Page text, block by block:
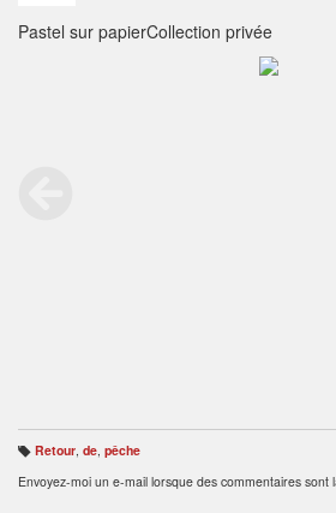
Pastel sur papierCollection privée
B
ali
s
Retour, de, pêche
Envoyez-moi un e-mail lorsque des commentaires sont